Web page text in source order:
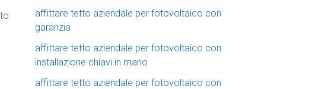
affittare tetto aziendale per fotovoltaico con
garanzia
affittare tetto aziendale per fotovoltaico con
installazione chiavi in mano
affittare tetto aziendale per fotovoltaico con